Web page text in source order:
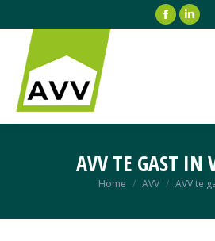
AVV TE GAST IN
Je bent hier:
Home AVV AVV te